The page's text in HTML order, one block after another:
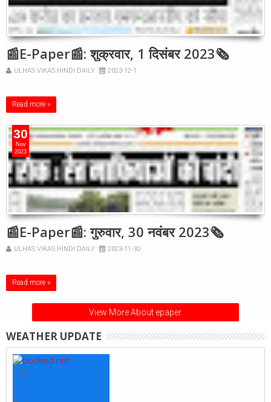
📰E-Paper📰: शुक्रवार, 1 दिसंबर 2023🗞
ULHAS VIKAS HINDI DAILY 2023-12-1
Read more »
30
Nov
2023
📰E-Paper📰: गुरुवार, 30 नवंबर 2023🗞
ULHAS VIKAS HINDI DAILY 2023-11-30
Read more »
View More About epaper
WEATHER UPDATE
+29
°
C